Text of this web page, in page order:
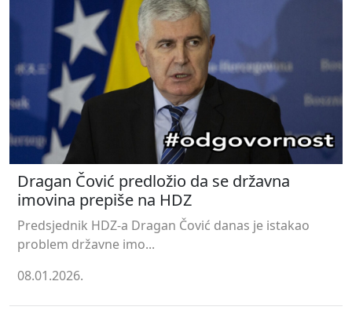
Dragan Čović predložio da se državna
imovina prepiše na HDZ
Predsjednik HDZ-a Dragan Čović danas je istakao
problem državne imo...
08.01.2026.